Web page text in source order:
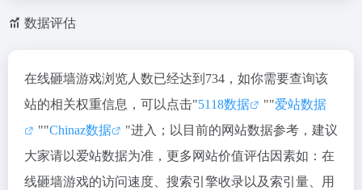
数据评估
在线砸墙游戏浏览人数已经达到734，如你需要查询该
站的相关权重信息，可以点击"5118数据 ""爱站数据
""Chinaz数据
"进入；以目前的网站数据参考，建议
大家请以爱站数据为准，更多网站价值评估因素如：在
线砸墙游戏的访问速度、搜索引擎收录以及索引量、用